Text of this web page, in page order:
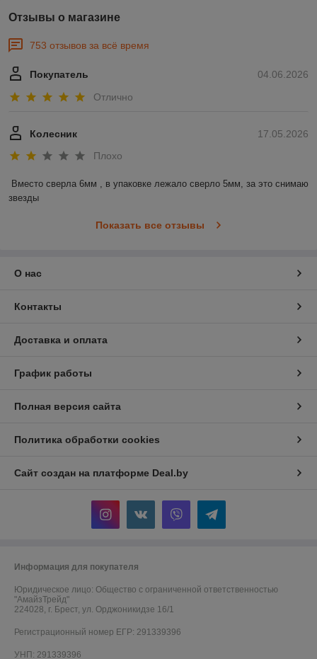
Отзывы о магазине
753 отзывов за всё время
04.06.2026
Покупатель
Отлично
17.05.2026
Колесник
Плохо
Вместо сверла 6мм , в упаковке лежало сверло 5мм, за это снимаю
звезды
Показать все отзывы
О нас
Контакты
Доставка и оплата
График работы
Полная версия сайта
Политика обработки cookies
Сайт создан на платформе Deal.by
Информация для покупателя
Юридическое лицо: Общество с ограниченной ответственностью
"АмайзТрейд"
224028, г. Брест, ул. Орджоникидзе 16/1
Регистрационный номер ЕГР: 291339396
УНП: 291339396